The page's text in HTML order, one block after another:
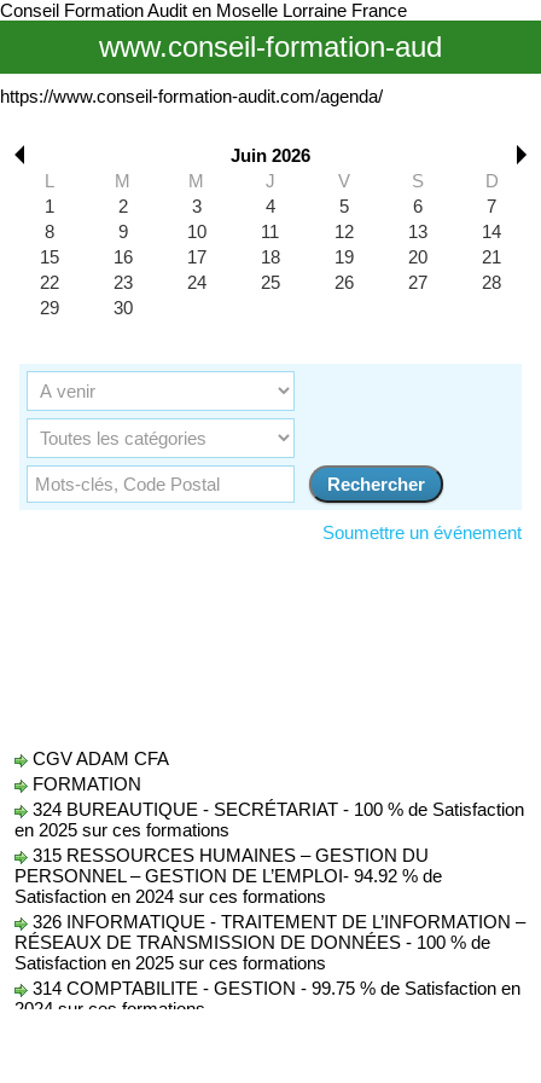
Conseil Formation Audit en Moselle Lorraine France
www.conseil-formation-aud
https://www.conseil-formation-audit.com/agenda/
Juin 2026
L
M M J V S
D
1
2 3 4 5 6
7
8
9 10 11 12 13
14
15
16 17 18 19 20
21
22
23 24 25 26 27
28
29
30
Soumettre un événement
CGV ADAM CFA
FORMATION
324 BUREAUTIQUE - SECRÉTARIAT - 100 % de Satisfaction
en 2025 sur ces formations
315 RESSOURCES HUMAINES – GESTION DU
PERSONNEL – GESTION DE L’EMPLOI- 94.92 % de
Satisfaction en 2024 sur ces formations
326 INFORMATIQUE - TRAITEMENT DE L’INFORMATION –
RÉSEAUX DE TRANSMISSION DE DONNÉES - 100 % de
Satisfaction en 2025 sur ces formations
314 COMPTABILITE - GESTION - 99.75 % de Satisfaction en
2024 sur ces formations